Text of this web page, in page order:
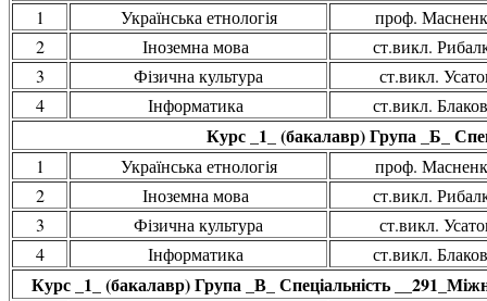
1 Українська етнологія
проф.
2
Іноземна мова
ст.викл.
3
Фізична культура
ст.викл.
4
Інформатика ст.викл.
Курс _1_ (бакалавр) Група _Б_
1 Українська етнологія
проф.
2
Іноземна мова
ст.викл.
3
Фізична культура
ст.викл.
4
Інформатика ст.викл.
Курс _1_ (бакалавр) Група _В_ Спеціальність